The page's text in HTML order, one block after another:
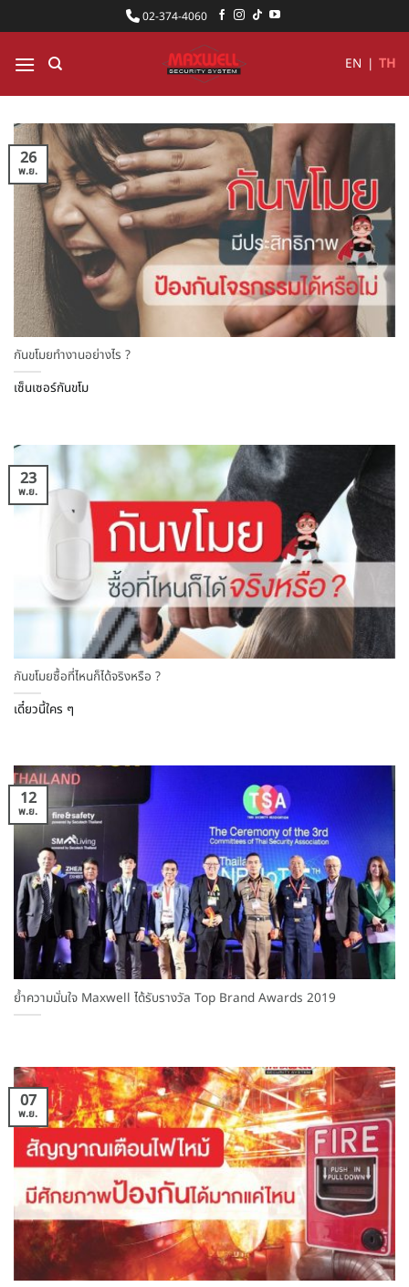
ไป
ยัง
เนื้อหา
02-374-4060
EN | TH
กันขโมยทำงานอย่างไร ?
เซ็นเซอร์กันขโม
26
พ.ย.
กันขโมยซื้อที่ไหนก็ได้จริงหรือ ?
เดี๋ยวนี้ใคร ๆ
23
พ.ย.
ย้ำความมั่นใจ Maxwell ได้รับรางวัล Top Brand Awards 2019
12
พ.ย.
07
พ.ย.